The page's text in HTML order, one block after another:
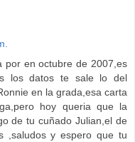
por en octubre de 2007,es
los datos te sale lo del
en la grada,esa carta
hoy queria que la
de tu cuñado Julian,el de
,saludos y espero que tu